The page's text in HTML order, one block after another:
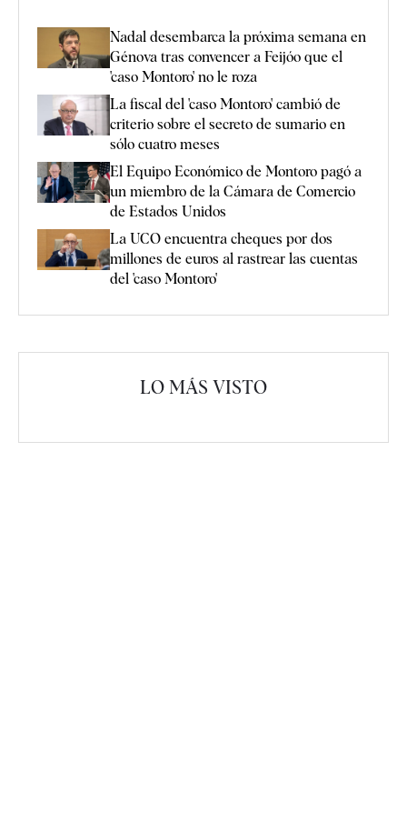
Nadal desembarca la próxima semana en
Génova tras convencer a Feijóo que el
'caso Montoro' no le roza
La fiscal del 'caso Montoro' cambió de
criterio sobre el secreto de sumario en
sólo cuatro meses
El Equipo Económico de Montoro pagó a
un miembro de la Cámara de Comercio
de Estados Unidos
La UCO encuentra cheques por dos
millones de euros al rastrear las cuentas
del 'caso Montoro'
LO MÁS VISTO